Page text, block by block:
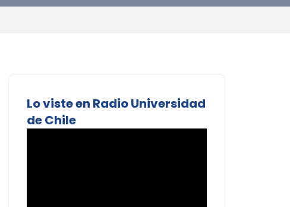
Lo viste en Radio Universidad
de Chile